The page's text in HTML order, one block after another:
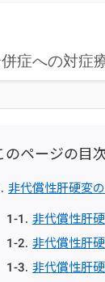
症への対症
のページの目
非代償性肝硬変
非代償性肝
非代償性肝
非代償性肝